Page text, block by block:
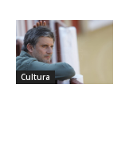
Cultura